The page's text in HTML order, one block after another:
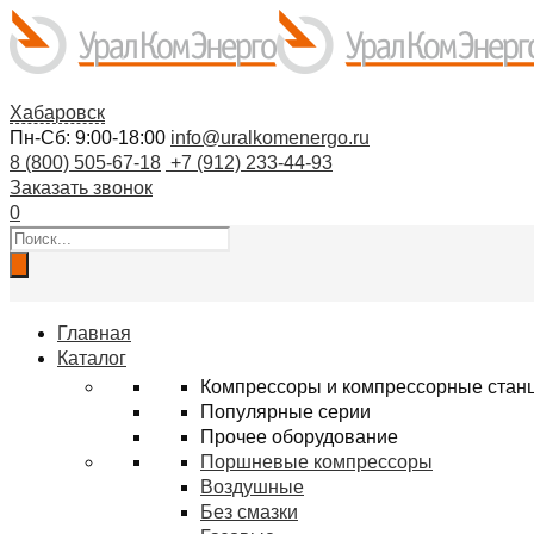
Хабаровск
Пн-Сб: 9:00-18:00 info@uralkomenergo.ru
8 (800) 505-67-18 +7 (912) 233-44-93
Заказать звонок
0
Поиск
Главная
Каталог
Компрессоры и компрессорные
Популярные серии
Прочее оборудование
Поршневые компрессоры
Воздушные
Без смазки